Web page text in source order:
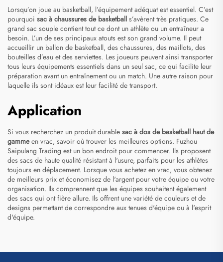
Lorsqu’on joue au basketball, l’équipement adéquat est essentiel. C’est
pourquoi sac à chaussures de basketball s’avèrent très pratiques. Ce
grand sac souple contient tout ce dont un athlète ou un entraîneur a
besoin. L’un de ses principaux atouts est son grand volume. Il peut
accueillir un ballon de basketball, des chaussures, des maillots, des
bouteilles d’eau et des serviettes. Les joueurs peuvent ainsi transporter
tous leurs équipements essentiels dans un seul sac, ce qui facilite leur
préparation avant un entraînement ou un match. Une autre raison pour
laquelle ils sont idéaux est leur facilité de transport.
Application
Si vous recherchez un produit durable sac à dos de basketball haut de
gammeen vrac, savoir où trouver les meilleures options. Fuzhou
Saipulang Trading est un bon endroit pour commencer. Ils proposent
des sacs de haute qualité résistant à l'usure, parfaits pour les athlètes
toujours en déplacement. Lorsque vous achetez en vrac, vous obtenez
de meilleurs prix et économisez de l'argent pour votre équipe ou votre
organisation. Ils comprennent que les équipes souhaitent également
des sacs qui ont fière allure. Ils offrent une variété de couleurs et de
designs permettant de correspondre aux tenues d'équipe ou à l'esprit
d'équipe.